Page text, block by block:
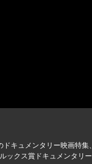
ュメンタリー映画特集
クス賞ドキュメンタリ